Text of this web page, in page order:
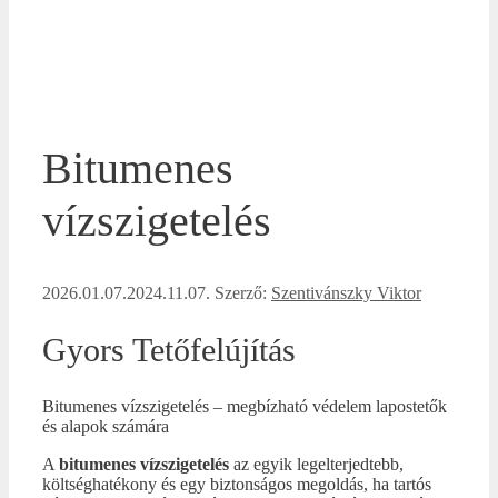
Bitumenes
vízszigetelés
2026.01.07.2024.11.07. Szerző: Szentivánszky Viktor
Gyors Tetőfelújítás
Bitumenes vízszigetelés – megbízható védelem lapostetők
és alapok számára
A bitumenes vízszigetelés az egyik legelterjedtebb,
költséghatékony és egy biztonságos megoldás, ha tartós